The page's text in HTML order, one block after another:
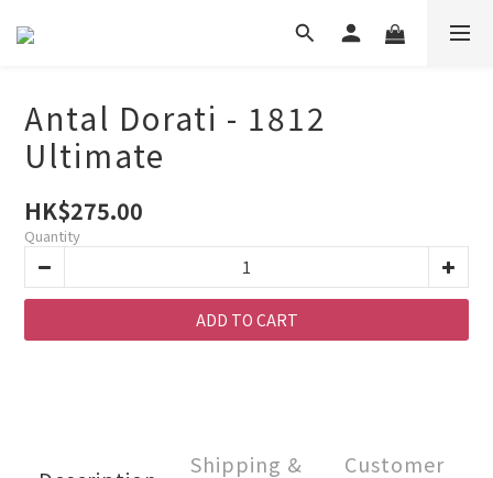
Antal Dorati - 1812
Ultimate
HK$275.00
Quantity
ADD TO CART
Shipping &
Customer